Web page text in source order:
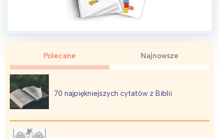
Polecane Najnowsze
70 najpiękniejszych cytatów z Biblii